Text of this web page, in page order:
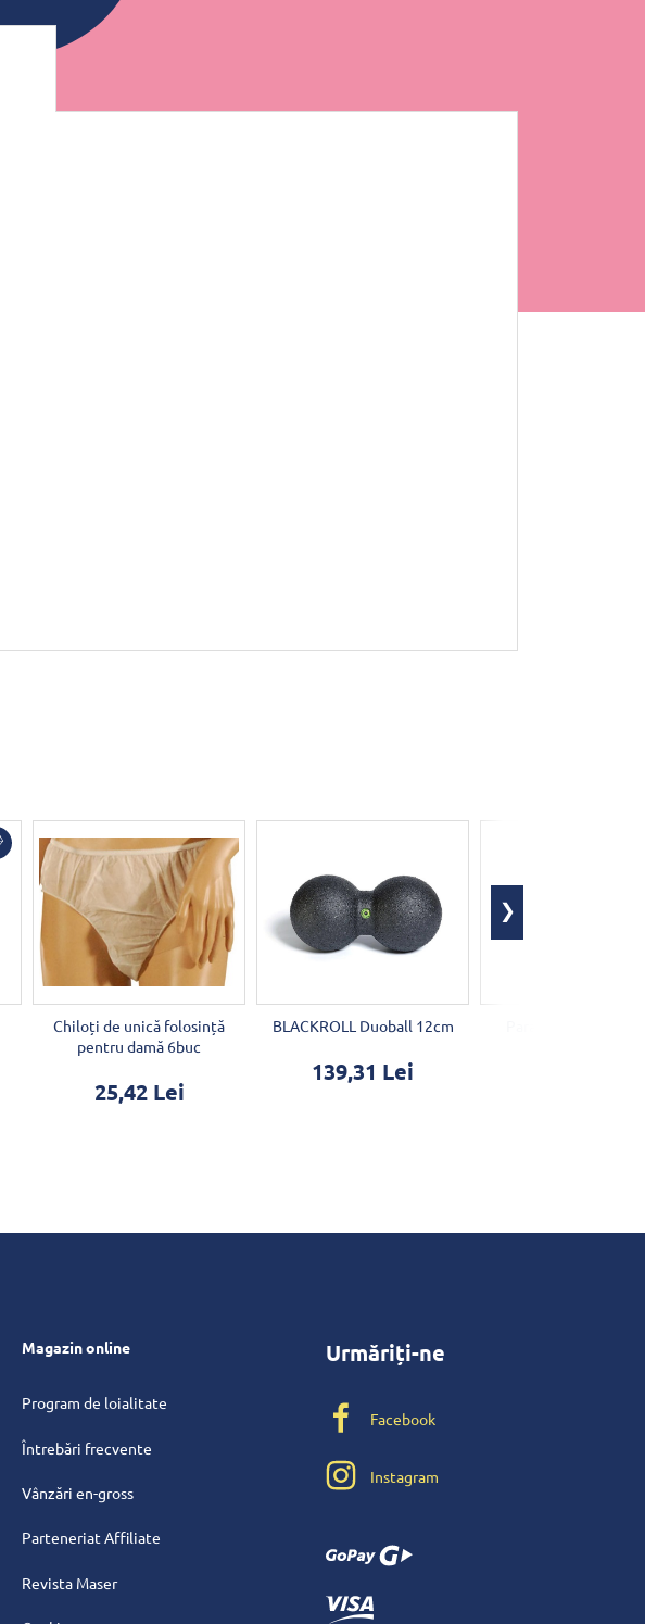
Chiloți de unică folosință
pentru damă 6buc
25,42 Lei
BLACKROLL Duoball 12cm
139,31 Lei
Magazin online
Program de loialitate
Întrebări frecvente
Vânzări en-gross
Parteneriat Affiliate
Revista Maser
Urmăriți-ne
Facebook
Instagram